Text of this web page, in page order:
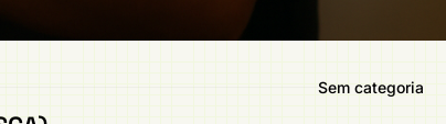
Sem categoria